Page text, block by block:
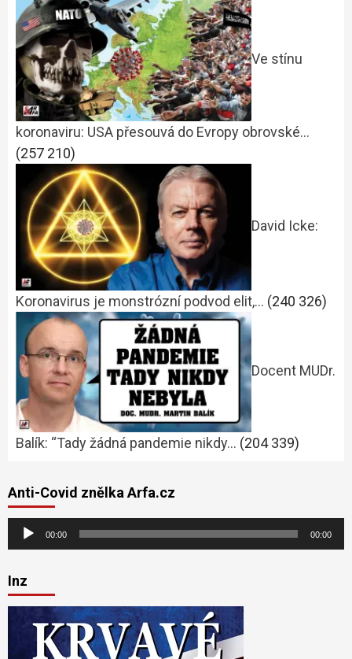
Ve stínu
koronaviru: USA přesouvá do Evropy obrovské…
(257 210)
David Icke:
Koronavirus je monstrózní podvod elit,… (240 326)
Docent MUDr.
Balík: “Tady žádná pandemie nikdy… (204 339)
Anti-Covid znělka Arfa.cz
Audio
přehrávač
00:00 00:00
Inz